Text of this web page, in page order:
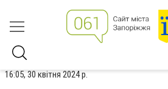
16:05, 30 квітня 2024 р.